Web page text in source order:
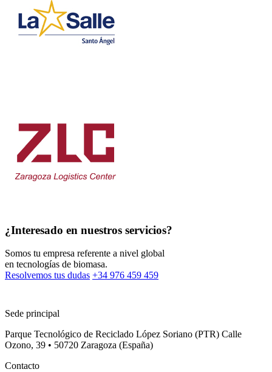
¿Interesado en nuestros servicios?
Somos tu empresa referente a nivel global
en tecnologías de biomasa.
Resolvemos tus dudas +34 976 459 459
Sede principal
Parque Tecnológico de Reciclado López Soriano (PTR) Calle
Ozono, 39 • 50720 Zaragoza (España)
Contacto